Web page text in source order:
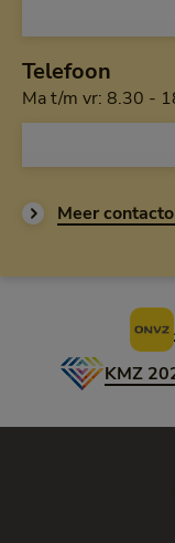
Telefoon
Ma t/m vr: 8.30 -
Meer
KMZ